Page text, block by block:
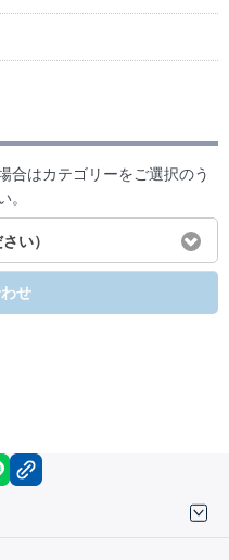
合はカテゴリーをご選択のう
。
い）
せ
facebook